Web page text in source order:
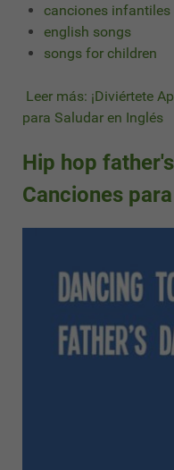
canciones infantiles
english songs
songs for children
Leer más: ¡Diviértete
para Saludar en Inglés
Hip hop
Canciones